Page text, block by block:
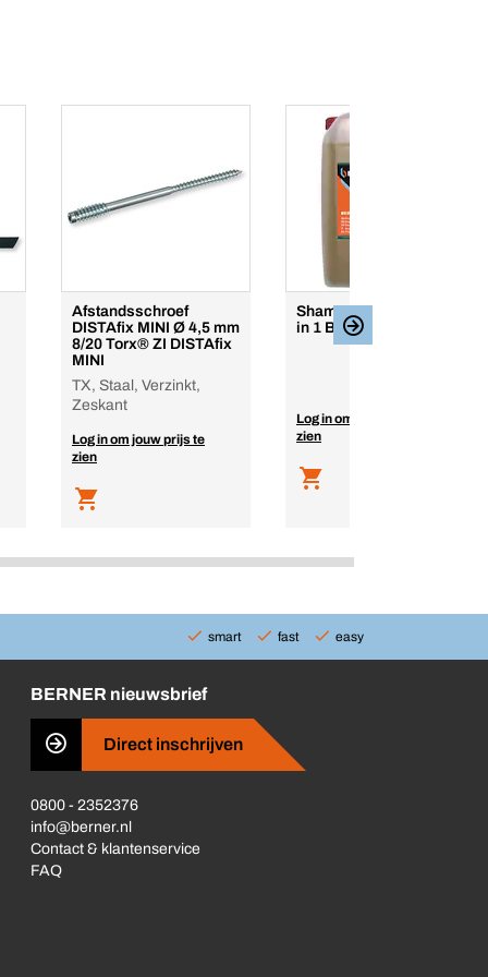
Afstandsschroef
DISTAfix MINI Ø 4,5 mm
8/20 Torx® ZI DISTAfix
MINI
TX, Staal, Verzinkt,
Zeskant
Log in om jouw prijs te
zien
Shampoo en reiniger 2
in 1 BERNERwash
Log in om jouw prijs te
zien
smart fast easy
BERNER nieuwsbrief
Direct inschrijven
0800 - 2352376
info@berner.nl
Contact & klantenservice
FAQ